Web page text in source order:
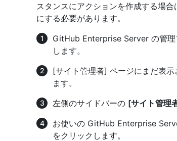
スタンスにアクションを作成する場
にする必要があります。
GitHub Enterprise Server の管理
します。
[サイト管理者] ページにまだ表
ます。
左側のサイドバーの [サイト管理
お使いの GitHub Enterprise
をクリックします。